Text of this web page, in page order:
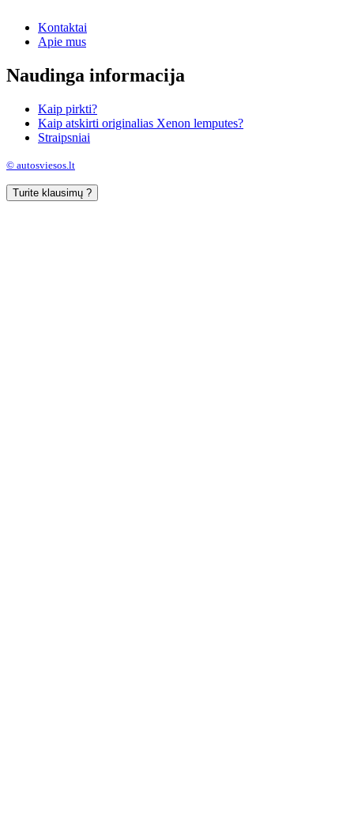
Kontaktai
Apie mus
Naudinga informacija
Kaip pirkti?
Kaip atskirti originalias Xenon lemputes?
Straipsniai
© autosviesos.lt
Turite klausimų ?